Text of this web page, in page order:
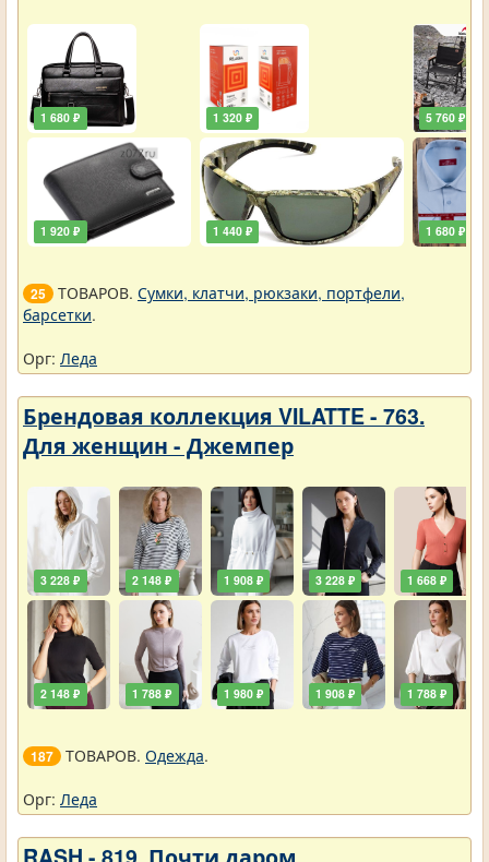
1 680 ₽
1 920 ₽
1 320 ₽
1 440 ₽
5 760 ₽
1 680 ₽
25 ТОВАРОВ. Сумки, клатчи, рюкзаки, портфели,
барсетки.
Орг: Леда
Брендовая коллекция VILATTE - 763.
Для женщин - Джемпер
3 228 ₽
2 148 ₽
2 148 ₽
1 788 ₽
1 908 ₽
1 980 ₽
3 228 ₽
1 908 ₽
1 668 ₽
1 788 ₽
187 ТОВАРОВ. Одежда.
Орг: Леда